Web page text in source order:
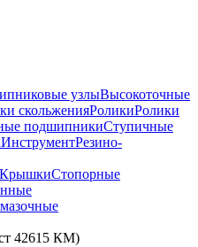
узлыВысокоточные
скольженияРоликиРолики
подшипникиСтупичные
ИнструментРезино-
КрышкиСтопорные
42615 КМ)